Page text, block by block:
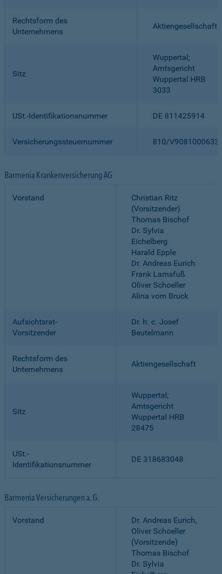
Rechtsform des
Unternehmens
Aktiengesellschaft
Sitz
Wuppertal;
Amtsgericht
Wuppertal HRB
3033
USt.-Identifikationsnummer DE 811425914
Versicherungssteuernummer 810/
Barmenia Krankenversicherung AG
Vorstand
Christian Ritz
(Vorsitzender)
Thomas Bischof
Dr. Sylvia
Eichelberg
Harald Epple
Dr. Andreas Eurich
Frank Lamsfuß
Oliver Schoeller
Alina vom Bruck
Aufsichtsrat-
Vorsitzender
Dr. h. c. Josef
Beutelmann
Rechtsform des
Unternehmens
Aktiengesellschaft
Sitz
Wuppertal;
Amtsgericht
Wuppertal HRB
28475
USt.-
Identifikationsnummer
DE 318683048
Barmenia Versicherungen a. G.
Vorstand
Dr. Andreas Eurich,
Oliver Schoeller
(Vorsitzende)
Thomas Bischof
Dr. Sylvia